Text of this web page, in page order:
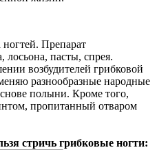
Препарат
лосьона, пасты, спрея.
возбудителей грибковой
разнообразные народные
полыни. Кроме того,
пропитанный отваром
стричь грибковые ногти: